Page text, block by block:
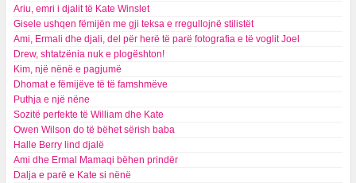
Ariu, emri i djalit të Kate Winslet
Gisele ushqen fëmijën me gji teksa e rregullojnë stilistët
Ami, Ermali dhe djali, del për herë të parë fotografia e të voglit Joel
Drew, shtatzënia nuk e plogështon!
Kim, një nënë e pagjumë
Dhomat e fëmijëve të të famshmëve
Puthja e një nëne
Sozitë perfekte të William dhe Kate
Owen Wilson do të bëhet sërish baba
Halle Berry lind djalë
Ami dhe Ermal Mamaqi bëhen prindër
Dalja e parë e Kate si nënë